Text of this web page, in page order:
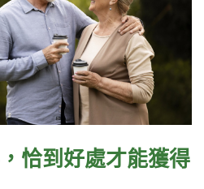
恰到好處才能獲得